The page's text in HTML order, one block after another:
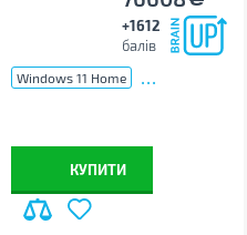
+1612
балів
Windows 11 Home ...
КУПИТИ